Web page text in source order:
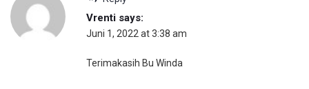
Vrenti says:
Juni 1, 2022 at 3:38 am
Terimakasih Bu Winda